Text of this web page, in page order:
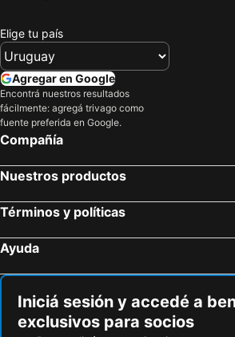
Elige tu país
Agregar en Google
Encontrá nuestros resultados
fácilmente: agregá trivago como
fuente preferida en Google.
Compañía
Nuestros productos
Términos y políticas
Ayuda
Iniciá sesión y accedé a
exclusivos para socios